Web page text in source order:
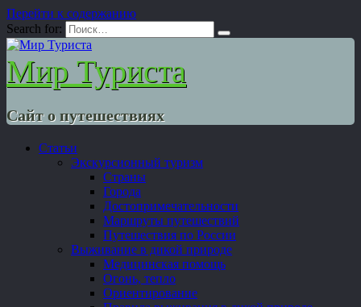
Перейти к содержанию
Search for:
Мир Туриста
Сайт о путешествиях
Статьи
Экскурсионный туризм
Страны
Города
Достопримечательности
Маршруты путешествий
Путешествия по России
Выживание в дикой природе
Медицинская помощь
Огонь, тепло
Ориентирование